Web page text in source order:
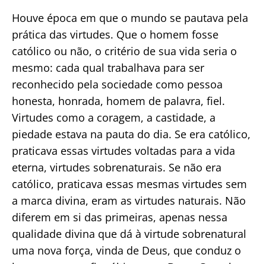
Houve época em que o mundo se pautava pela
prática das virtudes. Que o homem fosse
católico ou não, o critério de sua vida seria o
mesmo: cada qual trabalhava para ser
reconhecido pela sociedade como pessoa
honesta, honrada, homem de palavra, fiel.
Virtudes como a coragem, a castidade, a
piedade estava na pauta do dia. Se era católico,
praticava essas virtudes voltadas para a vida
eterna, virtudes sobrenaturais. Se não era
católico, praticava essas mesmas virtudes sem
a marca divina, eram as virtudes naturais. Não
diferem em si das primeiras, apenas nessa
qualidade divina que dá à virtude sobrenatural
uma nova força, vinda de Deus, que conduz o